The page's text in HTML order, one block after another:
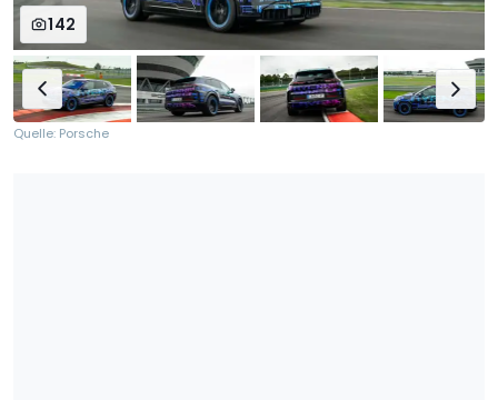
142
Quelle: Porsche